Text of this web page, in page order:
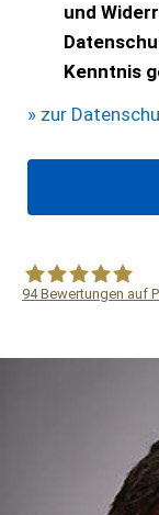
und
Kenntnis
» zur
94Bewertungen auf